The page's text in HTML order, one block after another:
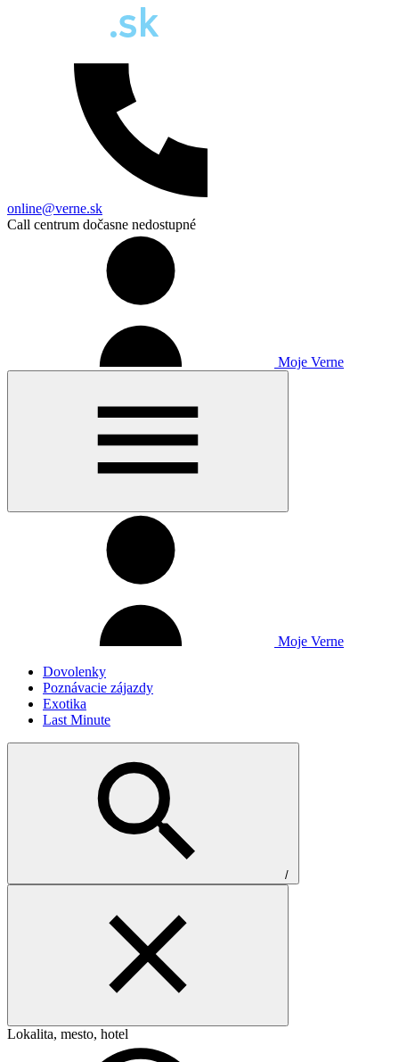
online@verne.sk
Call centrum dočasne nedostupné
Moje Verne
Moje Verne
Dovolenky
Poznávacie zájazdy
Exotika
Last Minute
/
Lokalita, mesto, hotel